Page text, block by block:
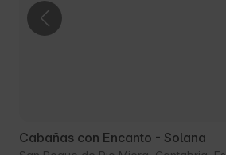
Cabañas con Encanto - Solana